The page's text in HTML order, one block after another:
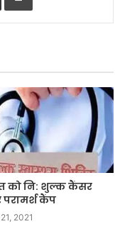
को नि: शुल्क कैंसर
कैंप
2021